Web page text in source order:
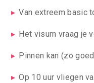
Van extreem basic
Het visum vraag je
Pinnen kan (zo
Op 10 uur vliegen